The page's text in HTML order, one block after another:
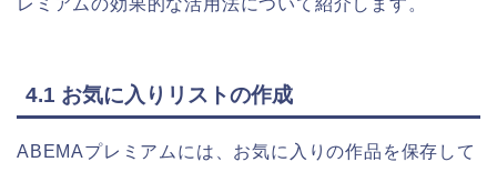
4.1 お気に入りリストの作成
ABEMAプレミアムには、お気に入りの作品を保存して